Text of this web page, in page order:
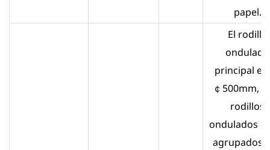
papel.
El rodillo
ondulado
principal es
￠500mm, y
rodillos
ondulados
agrupados